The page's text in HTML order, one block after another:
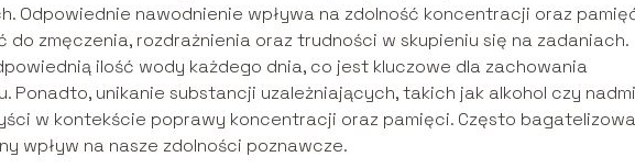
Odpowiednie nawodnienie wpływa na zdolność koncentracji oraz
zmęczenia, rozdrażnienia oraz trudności w skupieniu się na zadaniach.
ilość wody każdego dnia, co jest kluczowe dla zachowania
Ponadto, unikanie substancji uzależniających, takich jak alkohol czy
w kontekście poprawy koncentracji oraz pamięci. Często
wpływ na nasze zdolności poznawcze.